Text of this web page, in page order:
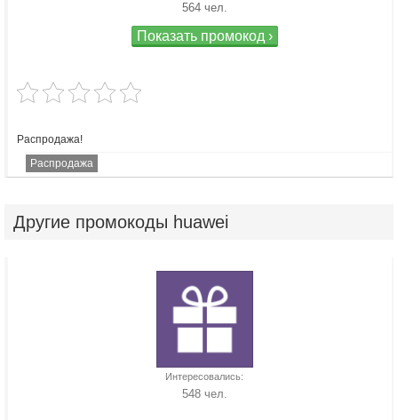
564 чел.
Показать промокод ›
Распродажа!
Распродажа
Другие промокоды huawei
Интересовались:
548 чел.